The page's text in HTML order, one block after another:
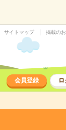
サイトマップ 掲載の
会員登録